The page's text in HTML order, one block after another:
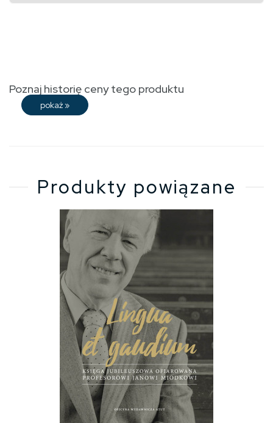
Poznaj historię ceny tego produktu
pokaż »
Produkty powiązane